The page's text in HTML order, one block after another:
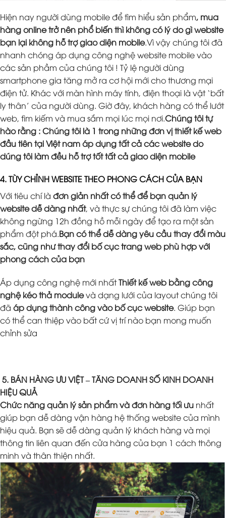
Hiện nay người dùng mobile để tìm hiểu sản phẩm, mua
hàng online trở nên phổ biến thì không có lý do gì website
bạn lại không hỗ trợ giao diện mobile.Vì vậy chúng tôi đã
nhanh chóng áp dụng công nghệ website mobile vào
các sản phầm của chúng tôi ! Tỷ lệ người dùng
smartphone gia tăng mở ra cơ hội mới cho thương mại
điện tử. Khác với màn hình máy tính, điện thoại là vật ‘bất
ly thân’ của người dùng. Giờ đây, khách hàng có thể lướt
web, tìm kiếm và mua sắm mọi lúc mọi nơi.Chúng tôi tự
hào rằng : Chúng tôi là 1 trong những đơn vị thiết kế web
đầu tiên tại Việt nam áp dụng tất cả các website do
dúng tôi làm đều hỗ trợ tốt tất cả giao diện mobile
4. TÙY CHỈNH WEBSITE THEO PHONG CÁCH CỦA BẠN
Với tiêu chí là đơn giản nhất có thể để bạn quản lý
website dễ dàng nhất, và thực sự chúng tôi đã làm việc
không ngừng 12h đồng hồ mỗi ngày để tạo ra một sản
phẩm đột phá.Bạn có thể dễ dàng yêu cầu thay đổi màu
sắc, cũng như thay đổi bố cục trang web phù hợp với
phong cách của bạn
Áp dụng công nghệ mới nhấtThiết kế web bằng công
nghệ kéo thả modulevà dạng lưới của layout chúng tôi
đã áp dụng thành công vào bố cục website. Giúp bạn
có thể can thiệp vào bất cứ vị trí nào bạn mong muốn
chỉnh sửa
5. BÁN HÀNG ƯU VIỆT – TĂNG DOANH SỐ KINH DOANH
HIỆU QUẢ
Chức năng quản lý sản phẩm và đơn hàng tối ưu nhất
giúp bạn dễ dàng vận hàng hệ thống website của mình
hiệu quả. Bạn sẽ dễ dàng quản lý khách hàng và mọi
thông tin liên quan đến cửa hàng của bạn 1 cách thông
minh và thân thiện nhất.